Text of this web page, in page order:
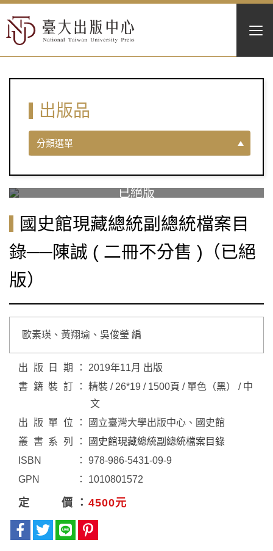
出版品
分類選單
國史館現藏總統副總統檔案目
錄──陳誠 ( 二冊不分售 )（已絕
版）
歐素瑛、黃翔瑜、吳俊瑩 編
出版日期
2019年11月 出版
書籍裝訂
精裝 / 26*19 / 1500頁 / 單色（黑） / 中
文
出版單位
國立臺灣大學出版中心、國史館
叢書系列
國史館現藏總統副總統檔案目錄
ISBN
978-986-5431-09-9
GPN
1010801572
定價 4500元